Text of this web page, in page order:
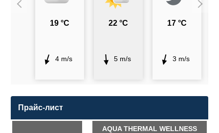
19 °C
4 m/s
22 °C
5 m/s
17 °C
3 m/s
Прайс-лист
AQUA THERMAL WELLNESS